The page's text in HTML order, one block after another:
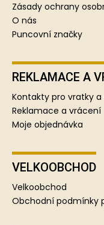
Zásady ochrany
O nás
Puncovní značky
REKLAMACE A
Kontakty pro vratky
Reklamace a vrácení
Moje objednávka
VELKOOBCHOD
Velkoobchod
Obchodní podmínky